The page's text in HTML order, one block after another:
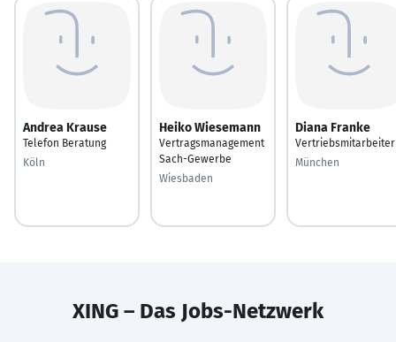
Andrea Krause
Telefon Beratung
Köln
Heiko Wiesemann
Vertragsmanagement
Sach-Gewerbe
Wiesbaden
Diana Franke
Vertriebsmitarbeiter
München
XING – Das Jobs-Netzwerk